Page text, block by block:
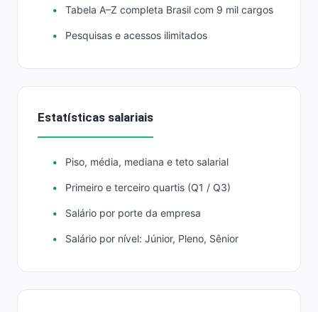
Tabela A–Z completa Brasil com 9 mil cargos
Pesquisas e acessos ilimitados
Estatísticas salariais
Piso, média, mediana e teto salarial
Primeiro e terceiro quartis (Q1 / Q3)
Salário por porte da empresa
Salário por nível: Júnior, Pleno, Sênior